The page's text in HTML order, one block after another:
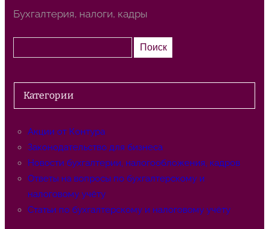
Бухгалтерия, налоги, кадры
о
к
Поиск
Категории
Акции от Контура
Законодательство для бизнеса
Новости бухгалтерии, налогообложения, кадров
Ответы на вопросы по бухгалтерскому и
налоговому учёту
Статьи по бухгалтерскому и налоговому учёту